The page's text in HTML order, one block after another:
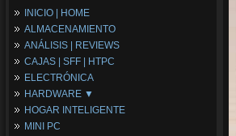
INICIO | HOME
ALMACENAMIENTO
ANÁLISIS | REVIEWS
CAJAS | SFF | HTPC
ELECTRÓNICA
HARDWARE ▼
Fuentes de Alimentación
Memória RAM
HOGAR INTELIGENTE
MINI PC